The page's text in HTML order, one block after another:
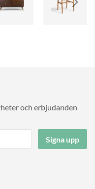
och erbjudanden
Signa upp